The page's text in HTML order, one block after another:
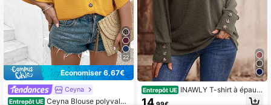
22
Économiser 6,67€
Ceyna
Entrepôt UE Ceyna Blouse polyvalen
Entrepôt UE INAWLY T-shirt à épaule
s tombantes avec boutons supplém
14